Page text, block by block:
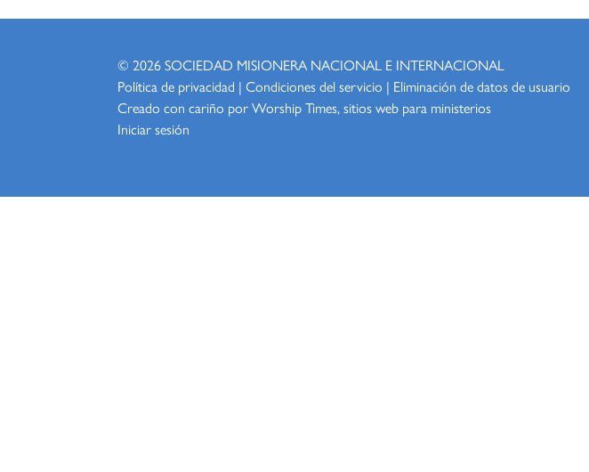
© 2026SOCIEDAD MISIONERA NACIONAL E INTERNACIONAL
Política de privacidad | Condiciones del servicio | Eliminación de datos de usuario
Creado con cariño por WorshipTimes, sitios web para ministerios
Iniciar sesión